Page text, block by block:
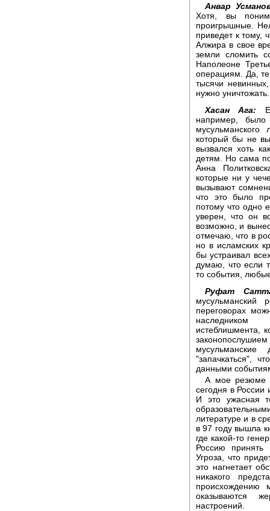
Анвар
Хотя, вы
проигрышные.
приведет к тому,
Алжира в свое
земли сломить
Наполеоне
операциям. Да,
тысячи
нужно уничтожать.
Хасан Ага:
например,
который бы не
вызвался хоть
детям. Но сама
Анна
которые ни у
вызывают
что это было
потому что одно
уверен, что он
возможно, и
отмечаю, что в
но в исламских
бы устраивал
думаю, что если
то события,
Руфат
мусульманский
переговорах
наследником
истеблишмента,
"запачкаться",
данными
А мое резюме
сегодня в
И это ужасная
литературе и в
в 97 году вышла
где какой-то
Россию принять
Угроза, что
это нагнетает
никакого
оказываются
настроений.